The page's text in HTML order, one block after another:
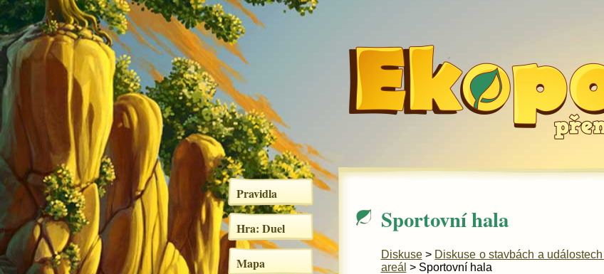
Pravidla
Hra: Duel
Mapa
Sportovní hala
Diskuse> Diskuse o stavbách a
areál > Sportovní hala